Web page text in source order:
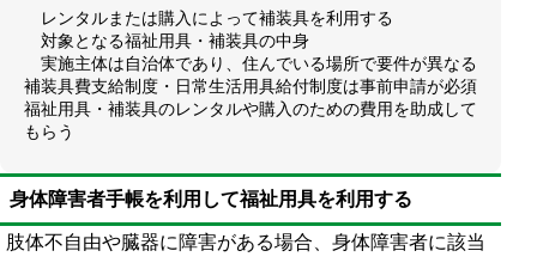
レンタルまたは購入によって補装具を利用する
対象となる福祉用具・補装具の中身
実施主体は自治体であり、住んでいる場所で要件が異なる
補装具費支給制度・日常生活用具給付制度は事前申請が必須
福祉用具・補装具のレンタルや購入のための費用を助成して
もらう
身体障害者手帳を利用して福祉用具を利用する
肢体不自由や臓器に障害がある場合、身体障害者に該当